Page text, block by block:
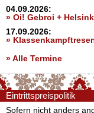
04.09.2026:
» Oi! Gebroi +
17.09.2026:
»
» Alle Termine
Eintrittspreispolitik
Sofern nicht anders